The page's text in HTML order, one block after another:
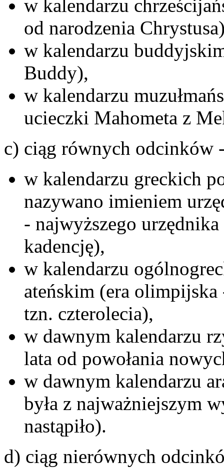
w kalendarzu
od narodzenia
w kalendarzu
Buddy),
w kalendarzu
ucieczki Mahometa z
c) ciąg równych odcinków
w kalendarzu greckich
nazywano imieniem
- najwyższego
kadencję),
w kalendarzu
ateńskim (era
tzn. czterolecia),
w dawnym kalendarzu
lata od powołania
w dawnym kalendarzu
była z najważniejszym
nastąpiło).
d) ciąg nierównych